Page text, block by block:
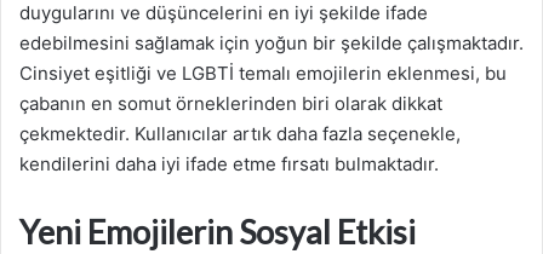
duygularını ve düşüncelerini en iyi şekilde ifade
edebilmesini sağlamak için yoğun bir şekilde çalışmaktadır.
Cinsiyet eşitliği ve LGBTİ temalı emojilerin eklenmesi, bu
çabanın en somut örneklerinden biri olarak dikkat
çekmektedir. Kullanıcılar artık daha fazla seçenekle,
kendilerini daha iyi ifade etme fırsatı bulmaktadır.
Yeni Emojilerin Sosyal Etkisi